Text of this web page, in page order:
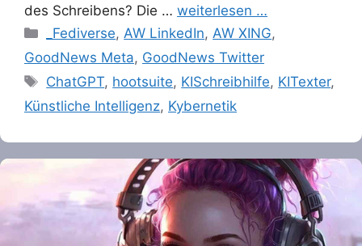
des Schreibens? Die … weiterlesen …
Categories
_Fediverse,AW LinkedIn,AW XING,
GoodNews Meta, GoodNews Twitter
Tags
ChatGPT, hootsuite, KISchreibhilfe, KITexter,
Künstliche Intelligenz, Kybernetik